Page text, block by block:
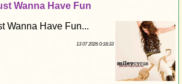
Wanna Have Fun
Wanna Have Fun...
13 07 2026 0:18:33